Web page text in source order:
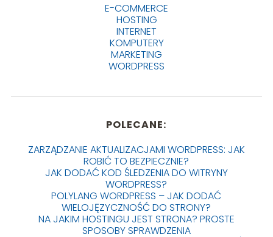
E-COMMERCE
HOSTING
INTERNET
KOMPUTERY
MARKETING
WORDPRESS
POLECANE:
ZARZĄDZANIE AKTUALIZACJAMI WORDPRESS: JAK
ROBIĆ TO BEZPIECZNIE?
JAK DODAĆ KOD ŚLEDZENIA DO WITRYNY
WORDPRESS?
POLYLANG WORDPRESS – JAK DODAĆ
WIELOJĘZYCZNOŚĆ DO STRONY?
NA JAKIM HOSTINGU JEST STRONA? PROSTE
SPOSOBY SPRAWDZENIA